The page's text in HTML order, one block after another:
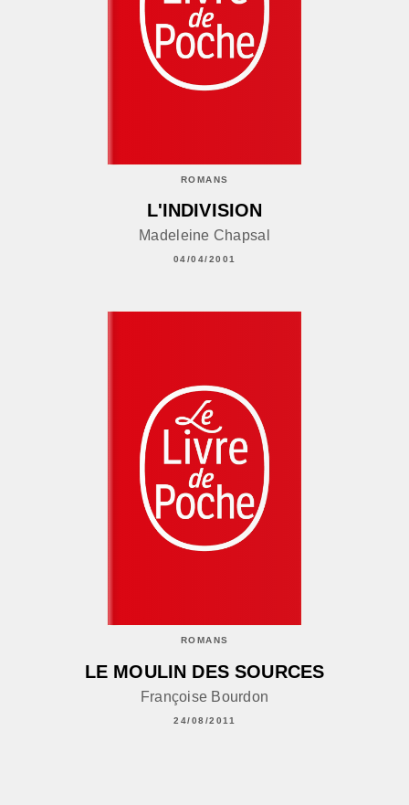
ROMANS
L'INDIVISION
Madeleine Chapsal
04/04/2001
ROMANS
LE MOULIN DES SOURCES
Françoise Bourdon
24/08/2011